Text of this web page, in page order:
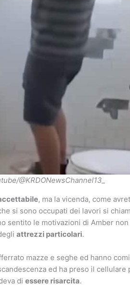
@KRDONewsChannel13_
, ma la vicenda, come
si sono occupati dei lavori si
sentito le motivazioni di Amber
attrezzi particolari.
mazze e seghe ed hanno
ed ha preso il
di essere risarcita.